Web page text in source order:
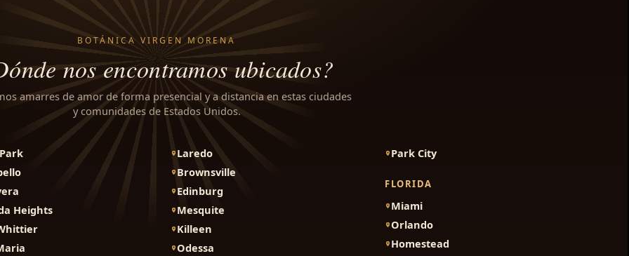
BOTÁNICA VIRGEN MORENA
nos encontramos ubicados?
amarres de amor de forma presencial y a distancia en estas ciudades
y comunidades de Estados Unidos.
Heights
Laredo
Brownsville
Edinburg
Mesquite
Killeen
Odessa
Park City
FLORIDA
Miami
Orlando
Homestead